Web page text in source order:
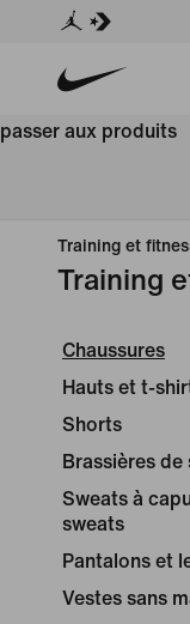
passer aux produits
Training et
Training
Chaussures
Hauts et t-
Shorts
Brassières
Sweats à
sweats
Pantalons et
Vestes sans